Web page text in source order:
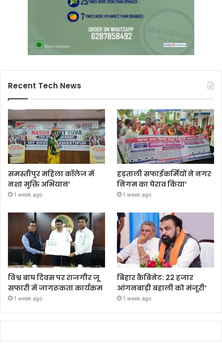
Recent Tech News
समस्तीपुर महिला कॉलेज में
नशा मुक्ति अभियान’
1 week ago
हड़ताली सफाईकर्मियों ने नगर
निगम का घेराव किया’
1 week ago
विश्व बाघ दिवस पर राजगीर जू
सफारी में जागरूकता कार्यक्रम
1 week ago
बिहार कैबिनेट: 22 हजार
आंगनबाड़ी बहाली को मंजूरी’
1 week ago